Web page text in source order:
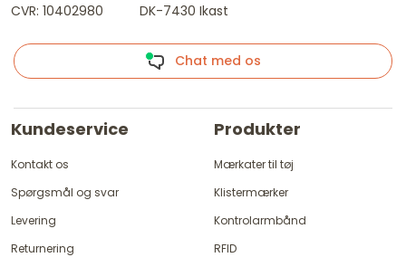
CVR: 10402980
DK-7430 Ikast
Chat med os
Kundeservice
Kontakt os
Spørgsmål og svar
Levering
Returnering
Produkter
Mærkater til tøj
Klistermærker
Kontrolarmbånd
RFID